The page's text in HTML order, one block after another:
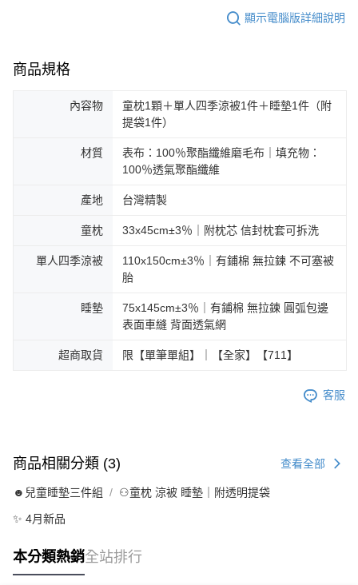
顯示電腦版詳細說明
商品規格
內容物
童枕1顆＋單人四季涼被1件＋睡墊1件（附
提袋1件）
材質
表布：100％聚酯纖維磨毛布｜填充物：
100％透氣聚酯纖維
產地 台灣精製
童枕 33x45cm±3％｜附枕芯 信封枕套可拆洗
單人四季涼被
110x150cm±3％｜有鋪棉 無拉鍊 不可塞被
胎
睡墊
75x145cm±3％｜有鋪棉 無拉鍊 圓弧包邊
表面車縫 背面透氣網
超商取貨 限【單筆單組】｜【全家】【711】
客服
商品相關分類 (3) 查看全部
☻兒童睡墊三件組 ⚇童枕 涼被 睡墊｜附透明提袋
✨ 4月新品
本分類熱銷全站排行